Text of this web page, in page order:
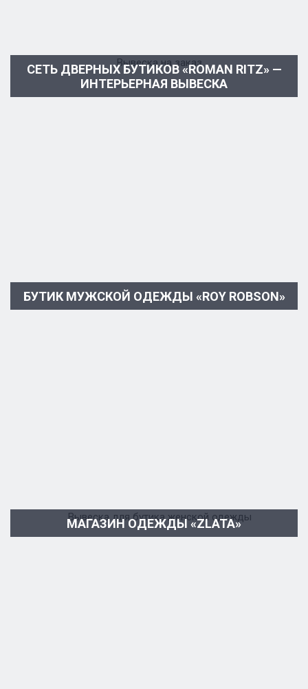
СЕТЬ ДВЕРНЫХ БУТИКОВ «ROMAN RITZ» —
ИНТЕРЬЕРНАЯ ВЫВЕСКА
БУТИК МУЖСКОЙ ОДЕЖДЫ «ROY ROBSON»
МАГАЗИН ОДЕЖДЫ «ZLATA»